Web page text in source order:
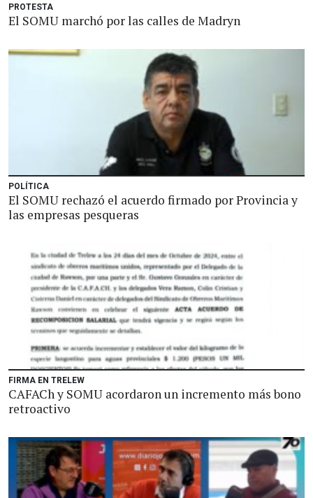
PROTESTA
El SOMU marchó por las calles de Madryn
POLÍTICA
El SOMU rechazó el acuerdo firmado por Provincia y
las empresas pesqueras
FIRMA EN TRELEW
CAFACh y SOMU acordaron un incremento más bono
retroactivo